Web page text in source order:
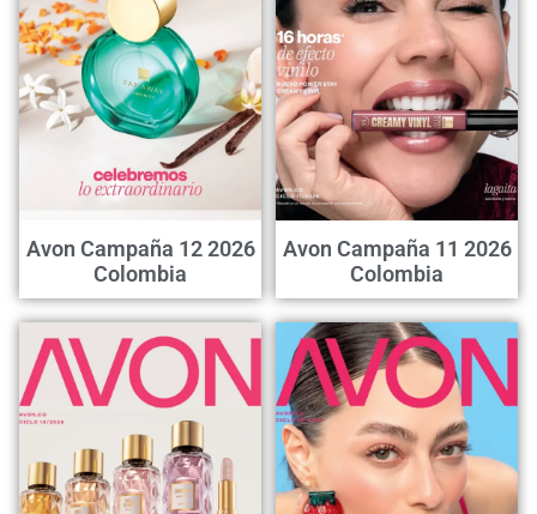
Avon Campaña 12 2026
Colombia
Avon Campaña 11 2026
Colombia